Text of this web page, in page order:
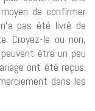
de confirmer
pas été livré de
Croyez-le ou non,
être un peu
ont été reçus.
dans les